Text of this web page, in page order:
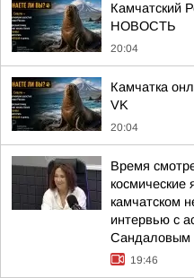
Камчатский
НОВОСТЬ
20:04
Камчатка
VK
20:04
Время
камчатском
интервью с
Сандаловым
19:46